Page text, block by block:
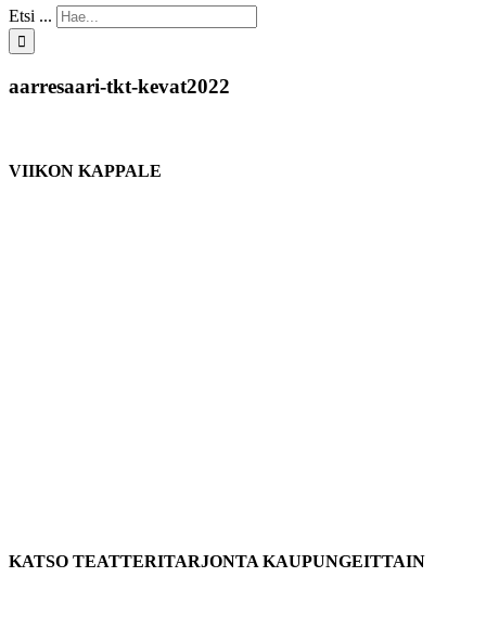
Etsi ...
aarresaari-tkt-kevat2022
VIIKON KAPPALE
KATSO TEATTERITARJONTA KAUPUNGEITTAIN